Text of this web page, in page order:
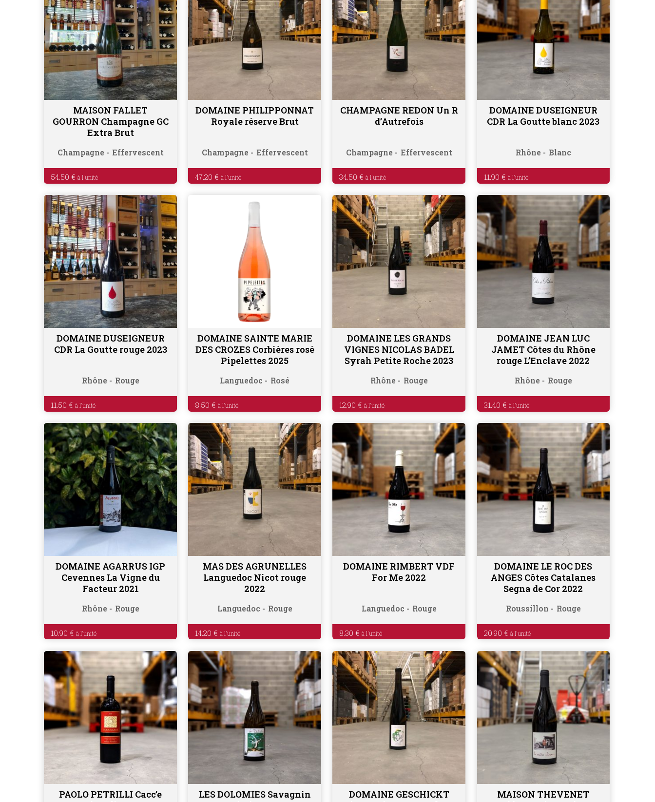
Ajouter au panier
MAISON FALLET
GOURRON Champagne GC
Extra Brut
Champagne Effervescent
54.50 €
Lire la suite
DOMAINE PHILIPPONNAT
Royale réserve Brut
Champagne Effervescent
47.20 €
Ajouter au panier
CHAMPAGNE REDON Un R
d’Autrefois
Champagne Effervescent
34.50 €
Ajouter au panier
DOMAINE DUSEIGNEUR
CDR La Goutte blanc 2023
Rhône Blanc
11.90 €
Lire la suite
DOMAINE DUSEIGNEUR
CDR La Goutte rouge 2023
Rhône Rouge
11.50 €
Ajouter au panier
DOMAINE SAINTE MARIE
DES CROZES Corbières rosé
Pipelettes 2025
Languedoc Rosé
8.50 €
Ajouter au panier
DOMAINE LES GRANDS
VIGNES NICOLAS BADEL
Syrah Petite Roche 2023
Rhône Rouge
12.90 €
Ajouter au panier
DOMAINE JEAN LUC
JAMET Côtes du Rhône
rouge L’Enclave 2022
Rhône Rouge
31.40 €
Ajouter au panier
DOMAINE AGARRUS IGP
Cevennes La Vigne du
Facteur 2021
Rhône Rouge
10.90 €
Ajouter au panier
MAS DES AGRUNELLES
Languedoc Nicot rouge
2022
Languedoc Rouge
14.20 €
Ajouter au panier
DOMAINE RIMBERT VDF
For Me 2022
Languedoc Rouge
8.30 €
Ajouter au panier
DOMAINE LE ROC DES
ANGES Côtes Catalanes
Segna de Cor 2022
Roussillon Rouge
20.90 €
Ajouter au panier
PAOLO PETRILLI Cacc’e
Ajouter au panier
LES DOLOMIES Savagnin
Ajouter au panier
DOMAINE GESCHICKT
Ajouter au panier
MAISON THEVENET